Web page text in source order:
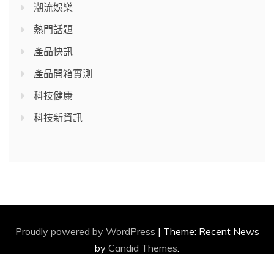
潮流娛樂
熱門話題
產品快訊
產品開箱實測
科技健康
科技新資訊
Proudly powered by WordPress | Theme: Recent News
by Candid Themes